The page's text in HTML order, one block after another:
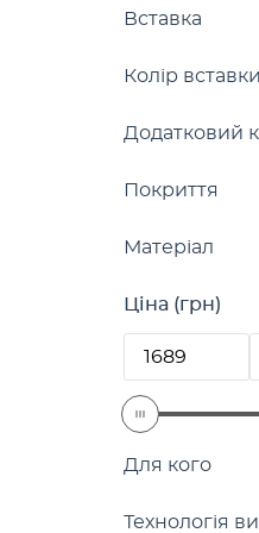
Вставка
Колір вставки
Додатковий
Покриття
Матеріал
Ціна (грн)
Для кого
Технологія